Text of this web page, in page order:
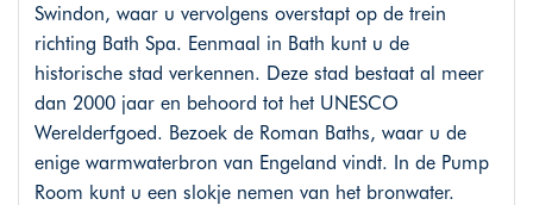
Swindon, waar u vervolgens overstapt op de trein
richting Bath Spa. Eenmaal in Bath kunt u de
historische stad verkennen. Deze stad bestaat al meer
dan 2000 jaar en behoord tot het UNESCO
Werelderfgoed. Bezoek de Roman Baths, waar u de
enige warmwaterbron van Engeland vindt. In de Pump
Room kunt u een slokje nemen van het bronwater.